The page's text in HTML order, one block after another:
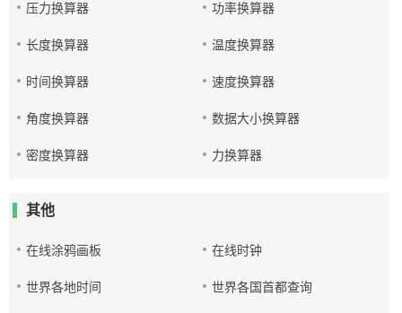
压力换算器 功率换算器
长度换算器 温度换算器
时间换算器 速度换算器
角度换算器 数据大小换算器
密度换算器 力换算器
其他
在线涂鸦画板 在线时钟
世界各地时间 世界各国首都查询